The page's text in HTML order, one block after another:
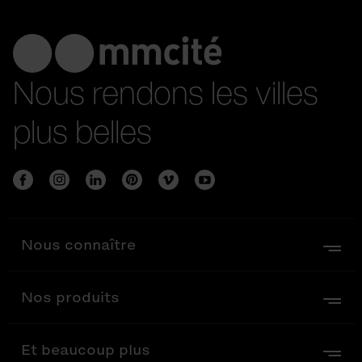
Nous rendons les villes
plus belles
Nous connaître
Nos produits
Et beaucoup plus